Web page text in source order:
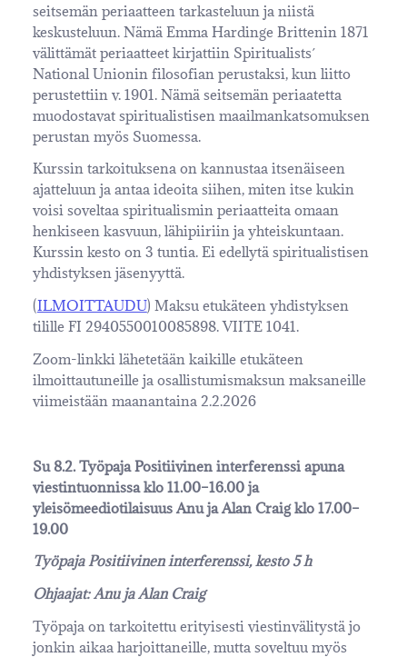
seitsemän periaatteen tarkasteluun ja niistä
keskusteluun. Nämä Emma Hardinge Brittenin 1871
välittämät periaatteet kirjattiin Spiritualists´
National Unionin filosofian perustaksi, kun liitto
perustettiin v. 1901. Nämä seitsemän periaatetta
muodostavat spiritualistisen maailmankatsomuksen
perustan myös Suomessa.
Kurssin tarkoituksena on kannustaa itsenäiseen
ajatteluun ja antaa ideoita siihen, miten itse kukin
voisi soveltaa spiritualismin periaatteita omaan
henkiseen kasvuun, lähipiiriin ja yhteiskuntaan.
Kurssin kesto on 3 tuntia. Ei edellytä spiritualistisen
yhdistyksen jäsenyyttä.
(ILMOITTAUDU) Maksu etukäteen yhdistyksen
tilille FI 2940550010085898. VIITE 1041.
Zoom-linkki lähetetään kaikille etukäteen
ilmoittautuneille ja osallistumismaksun maksaneille
viimeistään maanantaina 2.2.2026
Su 8.2. Työpaja Positiivinen interferenssi apuna
viestintuonnissa klo 11.00–16.00 ja
yleisömeediotilaisuus Anu ja Alan Craig klo 17.00–
19.00
Työpaja Positiivinen interferenssi, kesto 5 h
Ohjaajat: Anu ja Alan Craig
Työpaja on tarkoitettu erityisesti viestinvälitystä jo
jonkin aikaa harjoittaneille, mutta soveltuu myös